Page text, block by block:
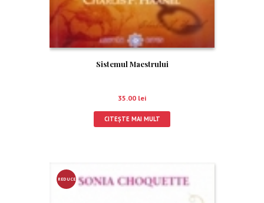
Sistemul Maestrului
35.00 lei
CITEȘTE MAI MULT
REDUCE